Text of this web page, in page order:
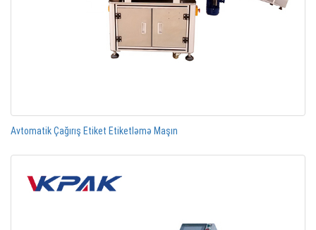
Avtomatik Çağırış Etiket Etiketləmə Maşın